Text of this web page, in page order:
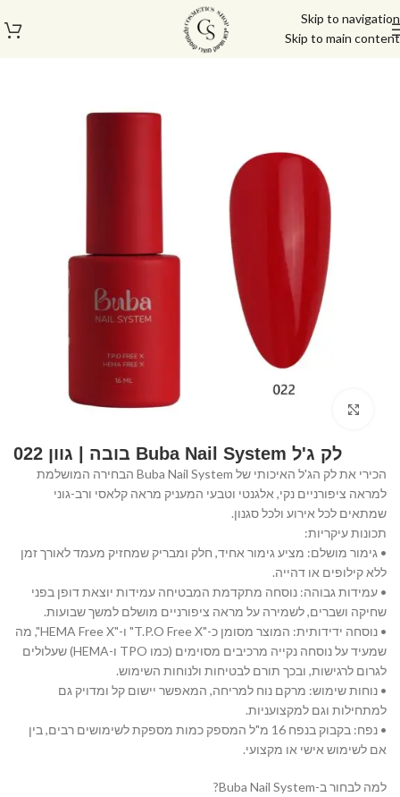
Skip to navigation
Skip to main content
לק ג'ל Buba Nail System בובה | גוון 022
הכירי את לק הג'ל האיכותי של Buba Nail System הבחירה המושלמת
למראה ציפורניים נקי, אלגנטי וטבעי המעניק מראה קלאסי ורב-גוני
שמתאים לכל אירוע ולכל סגנון.
תכונות עיקריות:
• גימור מושלם: מציע גימור אחיד, חלק ומבריק שמחזיק מעמד לאורך זמן
ללא קילופים או דהייה.
• עמידות גבוהה: נוסחה מתקדמת המבטיחה עמידות יוצאת דופן בפני
שחיקה ושברים, לשמירה על מראה ציפורניים מושלם למשך שבועות.
• נוסחה ידידותית: המוצר מסומן כ-"T.P.O Free X" ו-"HEMA Free X", מה
שמעיד על נוסחה נקייה מרכיבים מסוימים (כמו TPO ו-HEMA) שעלולים
לגרום לרגישות, ובכך תורם לבטיחות ולנוחות השימוש.
• נוחות שימוש: מרקם נוח למריחה, המאפשר יישום קל ומדויק גם
למתחילות וגם למקצועניות.
• נפח: בקבוק בנפח 16 מ"ל המספק כמות מספקת לשימושים רבים, בין
אם לשימוש אישי או מקצועי.
למה לבחור ב-Buba Nail System?